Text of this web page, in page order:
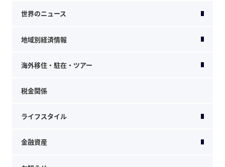
世界のニュース
地域別経済情報
海外移住・駐在・ツアー
税金関係
ライフスタイル
金融資産